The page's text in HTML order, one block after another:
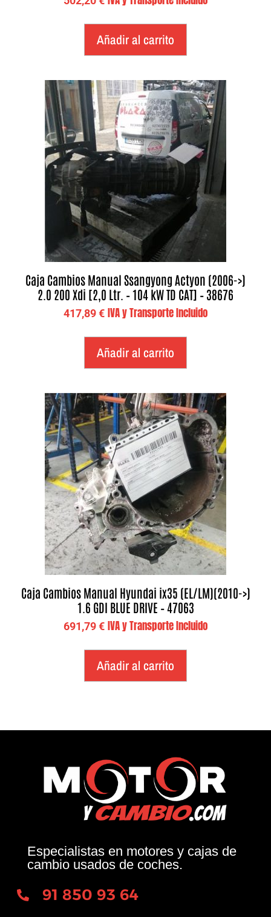
Añadir al carrito
Caja Cambios Manual Ssangyong Actyon (2006->)
2.0 200 Xdi [2,0 Ltr. – 104 kW TD CAT] – 38676
417,89€ IVA y Transporte Incluido
Añadir al carrito
Caja Cambios Manual Hyundai ix35 (EL/LM)(2010->)
1.6 GDI BLUE DRIVE – 47063
691,79€ IVA y Transporte Incluido
Añadir al carrito
Especialistas en motores y cajas de
cambio usados de coches.
91 850 93 64